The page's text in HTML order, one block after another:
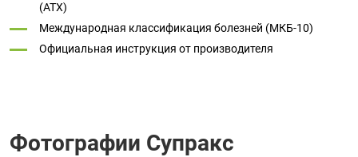
(ATX)
Международная классификация болезней (МКБ-10)
Официальная инструкция от производителя
Фотографии Супракс